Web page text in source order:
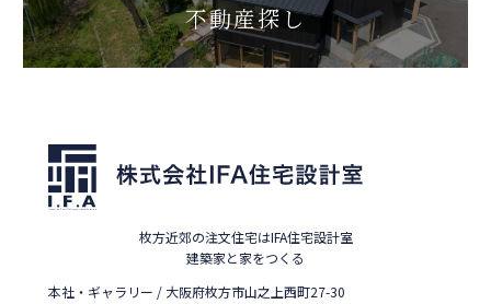
不動産探し
枚方近郊の注文住宅はIFA住宅設計室
建築家と家をつくる
本社・ギャラリー / 大阪府枚方市山之上西町27-30